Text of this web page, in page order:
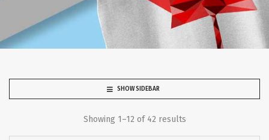
SHOW SIDEBAR
Showing 1–12 of 42 results